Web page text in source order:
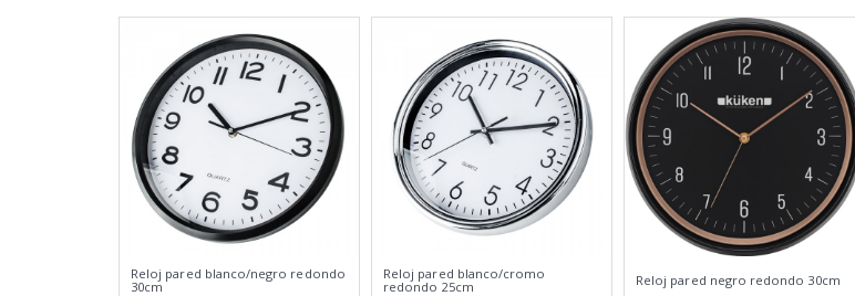
Reloj pared blanco/negro redondo
30cm
Reloj pared blanco/cromo
redondo 25cm
Reloj pared negro redondo 30cm